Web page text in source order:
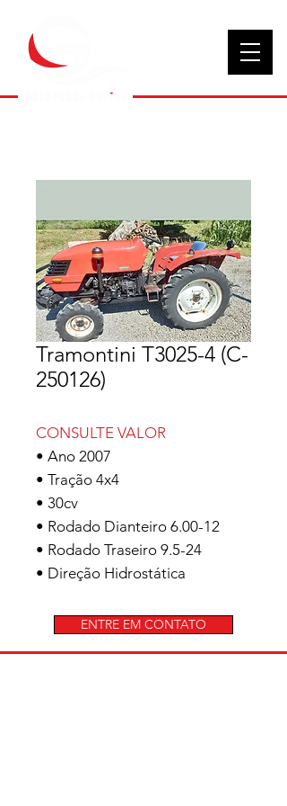
Tramontini T3025-4 (C-
250126)
CONSULTE VALOR
• Ano 2007
• Tração 4x4
• 30cv
• Rodado Dianteiro 6.00-12
• Rodado Traseiro 9.5-24
• Direção Hidrostática
ENTRE EM CONTATO